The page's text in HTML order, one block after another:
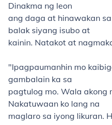
Dinakma ng leon
ang daga at hinawakan
balak siyang isubo at
kainin. Natakot at
"Ipagpaumanhin mo
gambalain ka sa
pagtulog mo. Wala akong
Nakatuwaan ko lang na
maglaro sa iyong likuran.